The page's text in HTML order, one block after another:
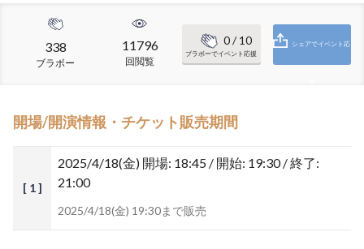
338
ブラボー
11796
回閲覧
0/ 10
ブラボーでイベント応援
シェアでイベント応
開場/開演情報・チケット販売期間
[ 1 ]
2025/4/18(金) 開場: 18:45 / 開始: 19:30 / 終了:
21:00
2025/4/18(金) 19:30まで販売